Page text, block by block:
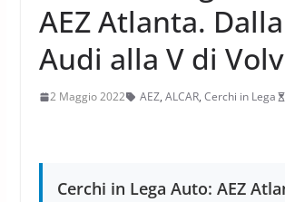
AEZ Atlanta.
Audi alla V di
2 Maggio 2022 AEZ, ALCAR, Cerchi in Lega
Cerchi in Lega Auto: AEZ